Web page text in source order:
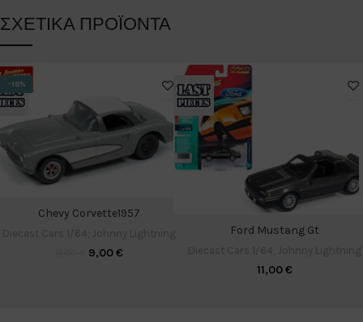
ΣΧΕΤΙΚΆ ΠΡΟΪΌΝΤΑ
-18%
Chevy Corvette1957
9,00€
Ford Mustang Gt
11,00€